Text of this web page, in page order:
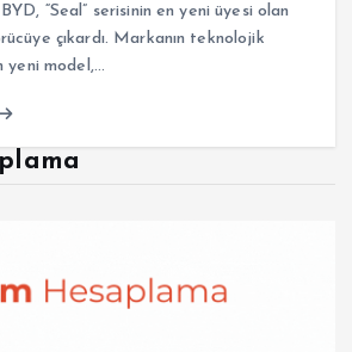
“Seal” serisinin en yeni üyesi olan
çıkardı. Markanın teknolojik
yeni model,…